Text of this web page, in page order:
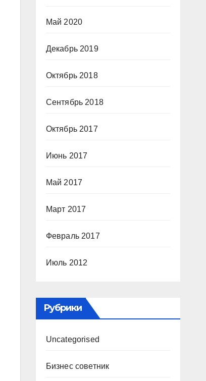
Май 2020
Декабрь 2019
Октябрь 2018
Сентябрь 2018
Октябрь 2017
Июнь 2017
Май 2017
Март 2017
Февраль 2017
Июль 2012
Рубрики
Uncategorised
Бизнес советник